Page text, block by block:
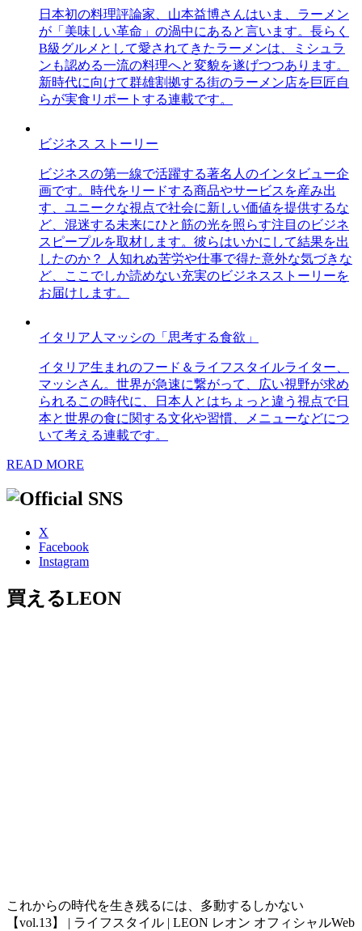
日本初の料理評論家、山本益博さんはいま、ラーメン
が「美味しい革命」の渦中にあると言います。長らく
B級グルメとして愛されてきたラーメンは、ミシュラ
ンも認める一流の料理へと変貌を遂げつつあります。
新時代に向けて群雄割拠する街のラーメン店を巨匠自
らが実食リポートする連載です。
ビジネス ストーリー
ビジネスの第一線で活躍する著名人のインタビュー企
画です。時代をリードする商品やサービスを産み出
す、ユニークな視点で社会に新しい価値を提供するな
ど、混迷する未来にひと筋の光を照らす注目のビジネ
スピープルを取材します。彼らはいかにして結果を出
したのか？ 人知れぬ苦労や仕事で得た意外な気づきな
ど、ここでしか読めない充実のビジネスストーリーを
お届けします。
イタリア人マッシの「思考する食欲」
イタリア生まれのフード＆ライフスタイルライター、
マッシさん。世界が急速に繋がって、広い視野が求め
られるこの時代に、日本人とはちょっと違う視点で日
本と世界の食に関する文化や習慣、メニューなどにつ
いて考える連載です。
READ MORE
X
Facebook
Instagram
買えるLEON
これからの時代を生き残るには、多動するしかない
【vol.13】 | ライフスタイル | LEON レオン オフィシャルWeb